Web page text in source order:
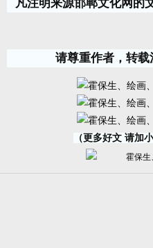
凡注明来源邯郸文化网的
请尊重作者，转
（更多好文 请加